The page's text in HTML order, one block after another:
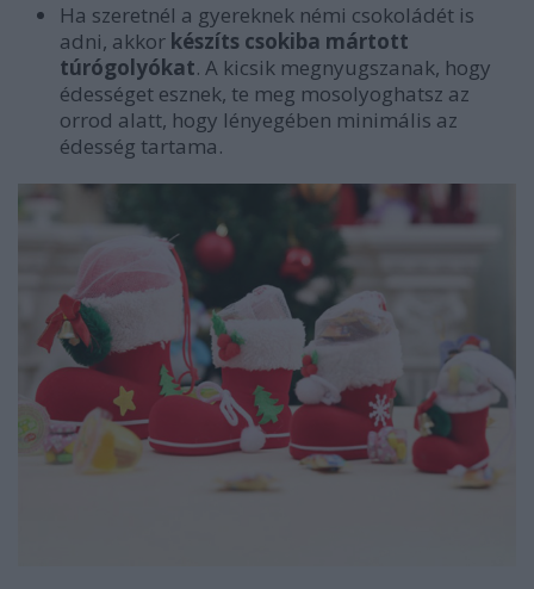
Ha szeretnél a gyereknek némi csokoládét is
adni, akkor készíts csokiba mártott
túrógolyókat. A kicsik megnyugszanak, hogy
édességet esznek, te meg mosolyoghatsz az
orrod alatt, hogy lényegében minimális az
édesség tartama.